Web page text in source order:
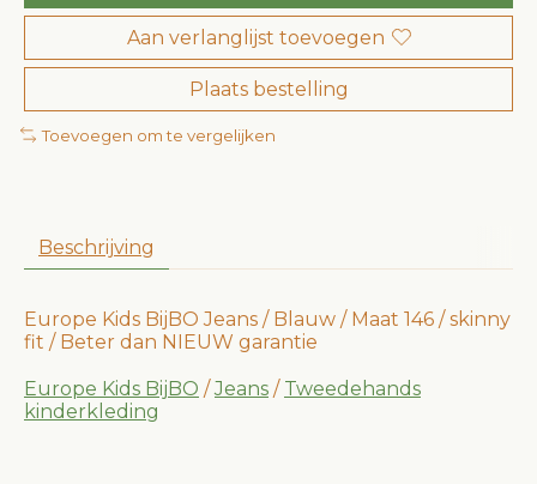
Aan verlanglijst toevoegen
Plaats bestelling
Toevoegen om te vergelijken
Beschrijving
Europe Kids BijBO Jeans / Blauw / Maat 146 / skinny
fit / Beter dan NIEUW garantie
Europe Kids BijBO /Jeans / Tweedehands
kinderkleding